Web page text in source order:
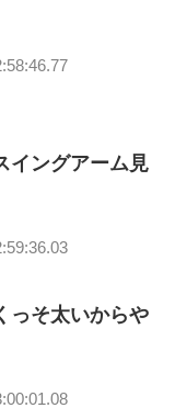
イングアーム見
っそ太いからや